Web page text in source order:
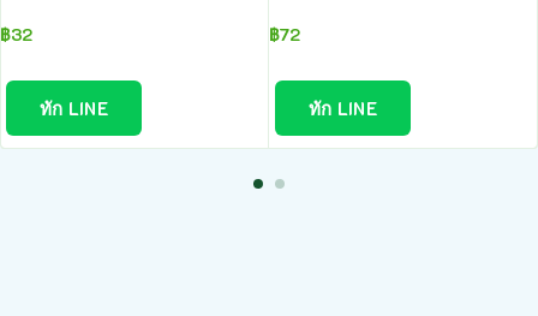
฿32
ทัก LINE
฿72
ทัก LINE